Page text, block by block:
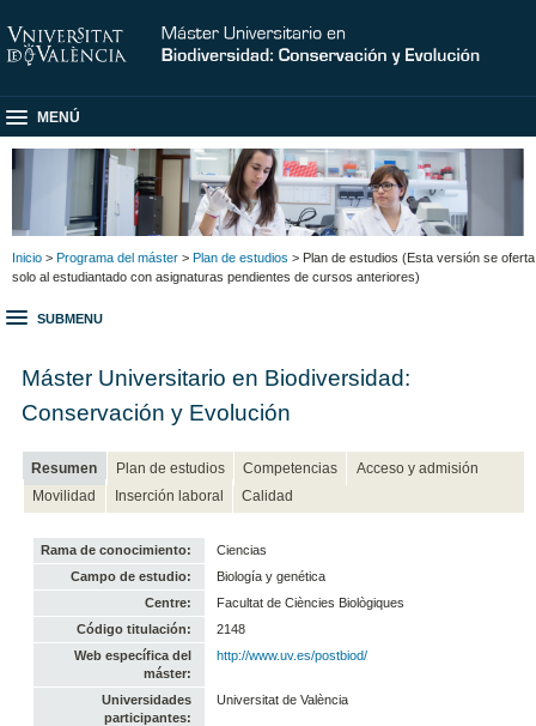
MENÚ
Inicio > Programa del máster > Plan de estudios > Plan de estudios (Esta versión se oferta
solo al estudiantado con asignaturas pendientes de cursos anteriores)
SUBMENU
Máster Universitario en Biodiversidad:
Conservación y Evolución
Resumen Plan de estudios Competencias
Acceso y admisión
Movilidad
Inserción laboral Calidad
Rama de conocimiento:
Ciencias
Campo de estudio:
Biología y genética
Centre:
Facultat de Ciències Biològiques
Código titulación:
2148
Web específica del
máster:
http://www.uv.es/postbiod/
Universidades
participantes:
Universitat de València